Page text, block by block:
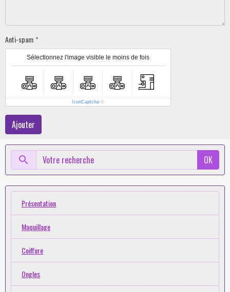
Anti-spam
Sélectionnez l'image visible le moins de fois
IconCaptcha ©
Ajouter
OK
Présentation
Maquillage
Coiffure
Ongles